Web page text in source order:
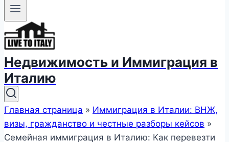
Недвижимость и Иммиграция в
Италию
Главная страница » Иммиграция в Италии: ВНЖ,
визы, гражданство и честные разборы кейсов »
Семейная иммиграция в Италию: Как перевезти